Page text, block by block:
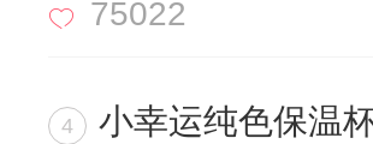
75022
4 小幸运纯色保温